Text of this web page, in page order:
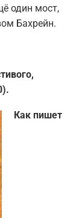
один мост,
Бахрейн.
Как пишет